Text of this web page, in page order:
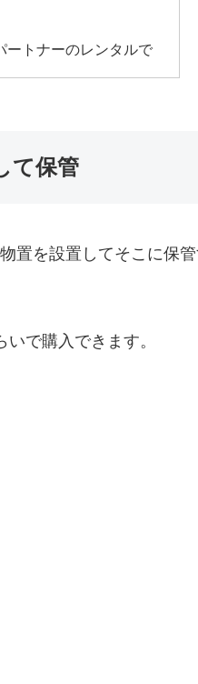
ートナーのレンタルで
て保管
置を設置してそこに保
で購入できます。